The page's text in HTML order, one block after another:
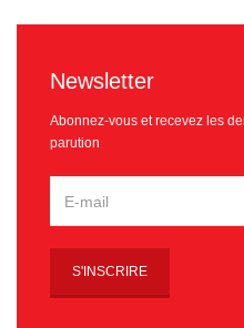
Newsletter
Abonnez-vous et recevez les
parution